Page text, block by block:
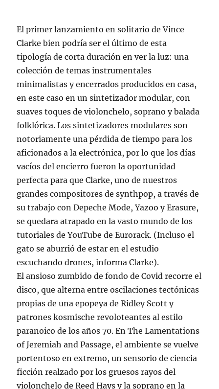
El primer lanzamiento en solitario de Vince
Clarke bien podría ser el último de esta
tipología de corta duración en ver la luz: una
colección de temas instrumentales
minimalistas y encerrados producidos en casa,
en este caso en un sintetizador modular, con
suaves toques de violonchelo, soprano y balada
folklórica. Los sintetizadores modulares son
notoriamente una pérdida de tiempo para los
aficionados a la electrónica, por lo que los días
vacíos del encierro fueron la oportunidad
perfecta para que Clarke, uno de nuestros
grandes compositores de synthpop, a través de
su trabajo con Depeche Mode, Yazoo y Erasure,
se quedara atrapado en la vasto mundo de los
tutoriales de YouTube de Eurorack. (Incluso el
gato se aburrió de estar en el estudio
escuchando drones, informa Clarke).
El ansioso zumbido de fondo de Covid recorre el
disco, que alterna entre oscilaciones tectónicas
propias de una epopeya de Ridley Scott y
patrones kosmische revoloteantes al estilo
paranoico de los años 70. En The Lamentations
of Jeremiah and Passage, el ambiente se vuelve
portentoso en extremo, un sensorio de ciencia
ficción realzado por los gruesos rayos del
violonchelo de Reed Hays y la soprano en la